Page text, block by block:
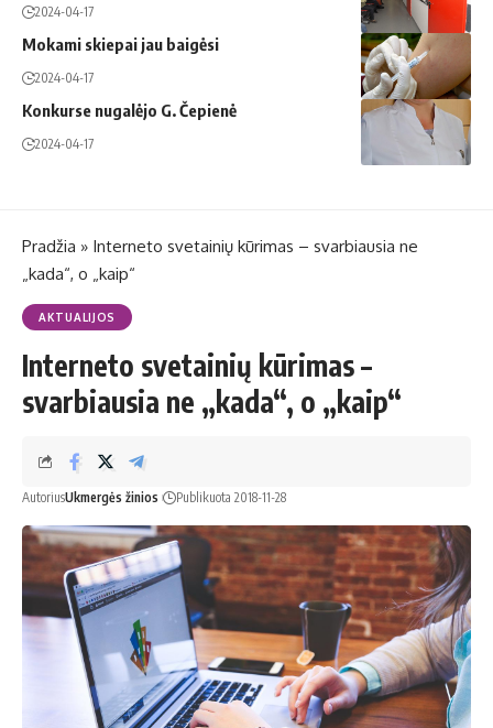
2024-04-17
Mokami skiepai jau baigėsi
2024-04-17
Konkurse nugalėjo G. Čepienė
2024-04-17
Pradžia » Interneto svetainių kūrimas – svarbiausia ne
„kada“, o „kaip“
AKTUALIJOS
Interneto svetainių kūrimas –
svarbiausia ne „kada“, o „kaip“
AutoriusUkmergės žinios Publikuota 2018-11-28